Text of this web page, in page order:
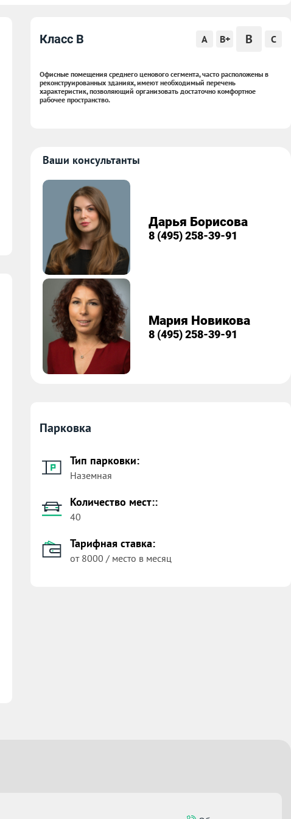
Класс B A B+ B C
Офисные помещения среднего ценового сегмента, часто расположены в
реконструированных зданиях, имеют необходимый перечень
характеристик, позволяющий организовать достаточно комфортное
рабочее пространство.
Ваши консультанты
Дарья Борисова
8 (495) 258-39-91
Мария Новикова
8 (495) 258-39-91
Парковка
Тип парковки:
Наземная
Количество мест::
40
Тарифная ставка:
от 8000 / место в месяц